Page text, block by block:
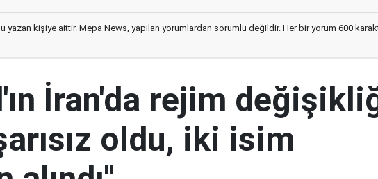
yazan kişiye aittir. Mepa News, yapılan yorumlardan sorumlu değildir. Her bir yorum 600
İran'da rejim
oldu, iki isim